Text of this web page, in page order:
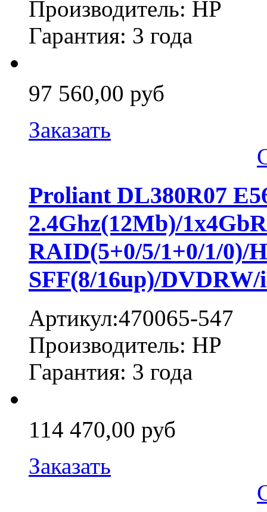
Производитель: HP
Гарантия: 3 года
97 560,00 руб
Заказать
Proliant DL380R07
2.4Ghz(12Mb)/
RAID(5+0/5/1+0/1/0)/
SFF(8/16up)/
Артикул:470065-547
Производитель: HP
Гарантия: 3 года
114 470,00 руб
Заказать